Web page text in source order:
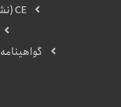
CE (نشان استاندارد اتحادیه اروپا)
گواهینامه IMS (سیستم مدیریت یکپارچه)